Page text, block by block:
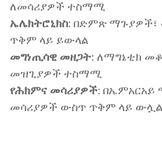
ለመሳሪያዎች ተስማሚ
ኤሌክትሮኒክስ: በድምጽ ማጉያዎች፣
ጥቅም ላይ ይውላል
መግነጢሳዊ መዘጋት: ለማግኔቲክ
መዝጊያዎች ተስማሚ
የሕክምና መሳሪያዎች: በኤምአርአይ
መሳሪያዎች ውስጥ ጥቅም ላይ ውሏል